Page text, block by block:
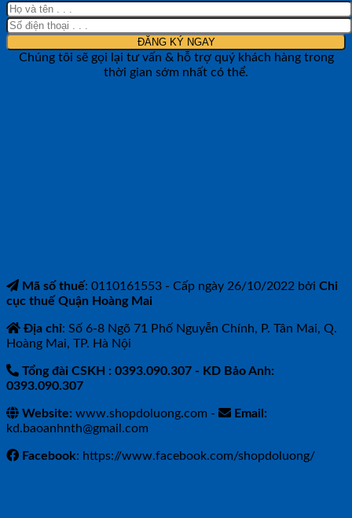
Chúng tôi sẽ gọi lại tư vấn & hỗ trợ quý khách hàng trong
thời gian sớm nhất có thể.
Mã số thuế: 0110161553 - Cấp ngày 26/10/2022 bởi Chi
cục thuế Quận Hoàng Mai
Địa chỉ: Số 6-8 Ngõ 71 Phố Nguyễn Chính, P. Tân Mai, Q.
Hoàng Mai, TP. Hà Nội
Tổng đài CSKH : 0393.090.307 - KD Bảo Anh:
0393.090.307
Website: www.shopdoluong.com -
Email:
kd.baoanhnth@gmail.com
Facebook: https://www.facebook.com/shopdoluong/